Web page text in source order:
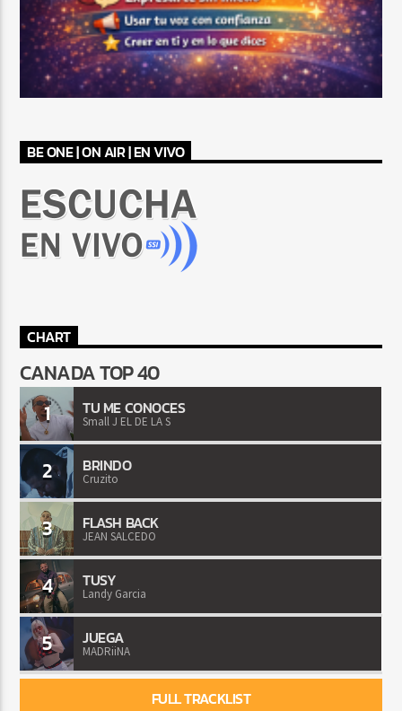
BE ONE | ON AIR | EN VIVO
CHART
CANADA TOP 40
1 TU ME CONOCES
Small J EL DE LA S
2 BRINDO
Cruzito
3 FLASH BACK
JEAN SALCEDO
4 TUSY
Landy Garcia
5 JUEGA
MADRiiNA
FULL TRACKLIST